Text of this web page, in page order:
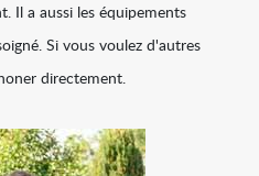
Il a aussi les équipements
Si vous voulez d'autres
directement.